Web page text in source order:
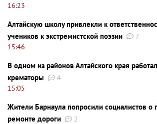
16:23
Алтайскую школу привлекли к
учеников к экстремистской поэзии
7
15:46
В одном из районов Алтайского края
крематоры
4
15:05
Жители Барнаула попросили социалистов
ремонте дороги
2